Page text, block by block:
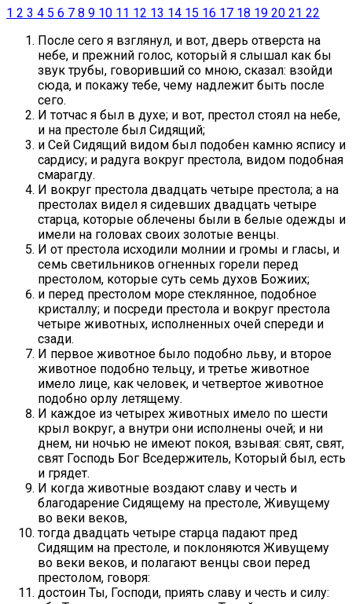
1 2 3 4 5 6 7 8 9 10 11 12 13 14 15 16 17 18 19 20 21 22
После сего я взглянул, и вот, дверь отверста на
небе, и прежний голос, который я слышал как бы
звук трубы, говоривший со мною, сказал: взойди
сюда, и покажу тебе, чему надлежит быть после
сего.
И тотчас я был в духе; и вот, престол стоял на небе,
и на престоле был Сидящий;
и Сей Сидящий видом был подобен камню яспису и
сардису; и радуга вокруг престола, видом подобная
смарагду.
И вокруг престола двадцать четыре престола; а на
престолах видел я сидевших двадцать четыре
старца, которые облечены были в белые одежды и
имели на головах своих золотые венцы.
И от престола исходили молнии и громы и гласы, и
семь светильников огненных горели перед
престолом, которые суть семь духов Божиих;
и перед престолом море стеклянное, подобное
кристаллу; и посреди престола и вокруг престола
четыре животных, исполненных очей спереди и
сзади.
И первое животное было подобно льву, и второе
животное подобно тельцу, и третье животное
имело лице, как человек, и четвертое животное
подобно орлу летящему.
И каждое из четырех животных имело по шести
крыл вокруг, а внутри они исполнены очей; и ни
днем, ни ночью не имеют покоя, взывая: свят, свят,
свят Господь Бог Вседержитель, Который был, есть
и грядет.
И когда животные воздают славу и честь и
благодарение Сидящему на престоле, Живущему
во веки веков,
тогда двадцать четыре старца падают пред
Сидящим на престоле, и поклоняются Живущему
во веки веков, и полагают венцы свои перед
престолом, говоря:
достоин Ты, Господи, приять славу и честь и силу: